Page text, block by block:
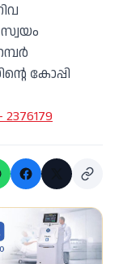
കോപ്പി
2376179